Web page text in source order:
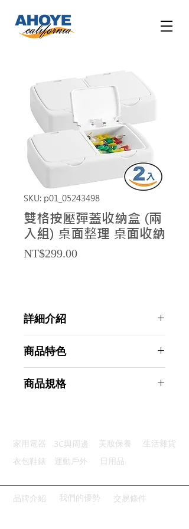
SKU: p01_05243498
雙格按壓彈蓋收納盒 (兩
入組) 桌面整理 桌面收納
NT$299.00Price
詳細介紹
商品特色
簡單操作：彈出式盒蓋輕鬆操作
商品規格
主要材質：PP
商品尺寸：14*10*3cm
產地名稱：中國大陸
代理商：亞桓有限公司
家用電器 3C與周邊 美妝保養
生活雜貨
衣包鞋錶
運動戶外 日用品
品牌介紹 我們的優勢 交易條件